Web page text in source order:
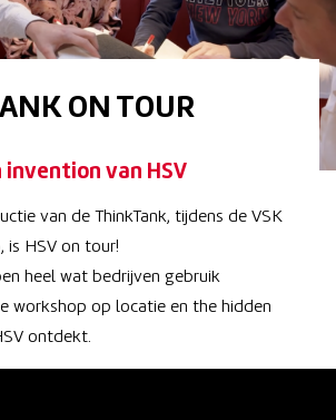
ON TOUR
van HSV
van de ThinkTank, tijdens de VSK
is HSV on tour!
heel wat bedrijven gebruik
workshop op locatie en the hidden
ontdekt.